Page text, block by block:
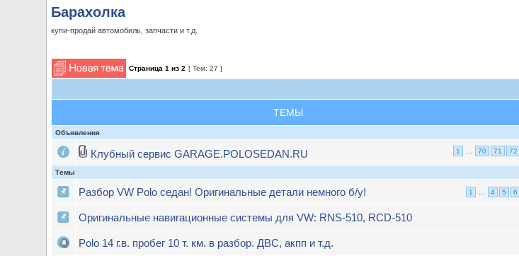
Барахолка
купи-продай автомобиль, запчасти и т.д.
Страница 1 из 2 [ Тем: 27 ]
ТЕМЫ
Объявления
Клубный сервис GARAGE.POLOSEDAN.RU 1 70 71 72
Темы
Разбор VW Polo седан! Оригинальные детали немного б/у! 1 4 5 6
Оригинальные навигационные системы для VW: RNS-510, RCD-510
Polo 14 г.в. пробег 10 т. км. в разбор. ДВС, акпп и т.д.